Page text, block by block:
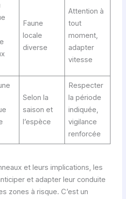
Faune
locale
diverse
Attention à
tout
moment,
adapter
vitesse
Selon la
saison et
l’espèce
Respecter
la période
indiquée,
vigilance
renforcée
et leurs implications, les
et adapter leur conduite
zones à risque. C’est un